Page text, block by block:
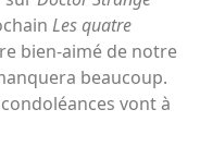
Les quatre
bien-aimé de notre
beaucoup.
vont à